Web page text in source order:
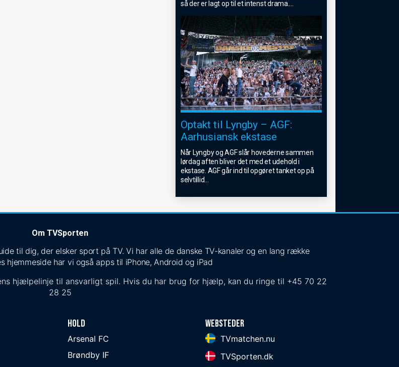
så der er lagt op til et intenst drama.
Optakt til Lyngby – AGF:
Aarhusiansk ekstase
Når Lyngby og AGF slår hovederne sammen
lørdag aften bliver det med et udehold i
ekstase. AGF går ind til opgøret tanket op på
selvtillid
Om TVSporten
til dig, der elsker sport på TV. Vi har alle de danske TV-kanaler og en lang række
hjemmeside har vi også apps til iPhone, Android og iPad
hjælpelinje til ansvarligt spil. Hvis du har brug for hjælp, kan du ringe til +45 70 22
28 25
Hold
Arsenal FC
Brøndby IF
Websteder
TVmatchen.nu
TVSporten.dk